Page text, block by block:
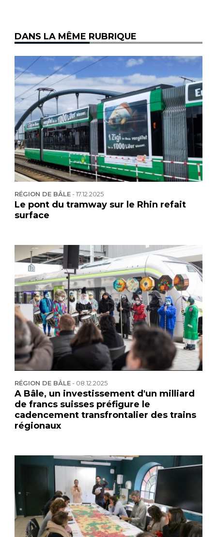
DANS LA MÊME RUBRIQUE
RÉGION DE BÂLE-17.12.2025
Le pont du tramway sur le Rhin refait
surface
RÉGION DE BÂLE- 08.12.2025
A Bâle, un investissement d'un milliard
de francs suisses préfigure le
cadencement transfrontalier des trains
régionaux